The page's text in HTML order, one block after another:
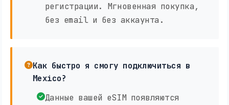
регистрации. Мгновенная покупка,
без email и без аккаунта.
Как быстро я смогу подключиться в
Mexico?
Данные вашей eSIM появляются